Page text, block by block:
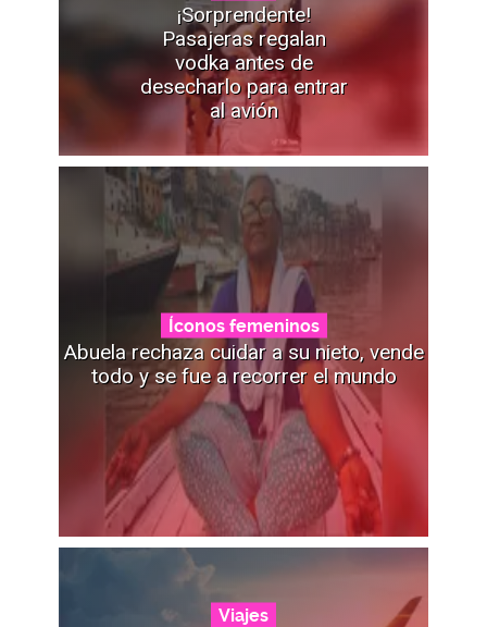
¡Sorprendente!
Pasajeras regalan
vodka antes de
desecharlo para entrar
al avión
Íconos femeninos
Abuela rechaza cuidar a su nieto, vende
todo y se fue a recorrer el mundo
Viajes